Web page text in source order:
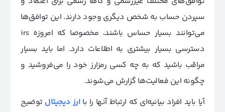
سپردن حساب به شخص دیگری وجود دارند. این توافق‌ها
می‌توانند بسیار حساس باشند، مخصوصا که امروزه irs
دسترسی بسیار بیشتری به اطلاعات دارد. اما باید بسیار
مراقب باشید که به چه کسی رمزارز خود را می‌فروشید و
چگونه این فعالیت‌ها گزارش می‌شوند.
آیا باید افراد بیانیه‌ای که ارتباط آنها را باارز دیجیتال توضیح